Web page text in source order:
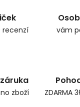
recenzí vám
zboží ZDARMA